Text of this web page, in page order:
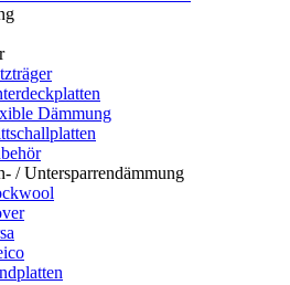
Dämmung
/ Untersparrendämmung